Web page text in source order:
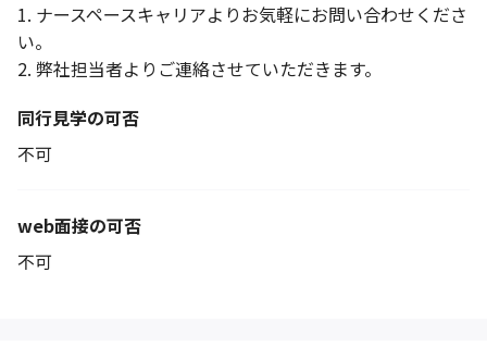
1. ナースペースキャリアよりお気軽にお問い合わせくださ
い。
2. 弊社担当者よりご連絡させていただきます。
同行見学の可否
不可
web面接の可否
不可